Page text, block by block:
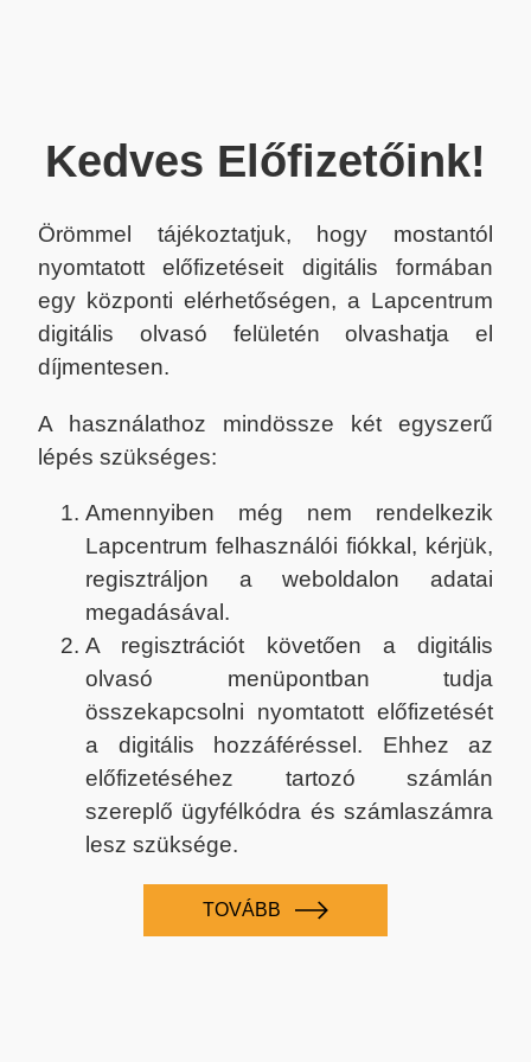
Kedves Előfizetőink!
Örömmel tájékoztatjuk, hogy mostantól
nyomtatott előfizetéseit digitális formában
egy központi elérhetőségen, a Lapcentrum
digitális olvasó felületén olvashatja el
díjmentesen.
A használathoz mindössze két egyszerű
lépés szükséges:
Amennyiben még nem rendelkezik
Lapcentrum felhasználói fiókkal, kérjük,
regisztráljon a weboldalon adatai
megadásával.
A regisztrációt követően a digitális
olvasó menüpontban tudja
összekapcsolni nyomtatott előfizetését
a digitális hozzáféréssel. Ehhez az
előfizetéséhez tartozó számlán
szereplő ügyfélkódra és számlaszámra
lesz szüksége.
TOVÁBB